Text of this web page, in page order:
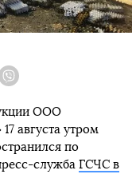
ООО
августа утром
по
служба ГСЧС в